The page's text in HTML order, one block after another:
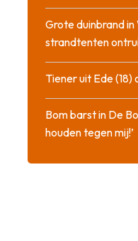
Grote duinbrand
strandtenten
Tiener uit Ede
Bom barst in De
houden tegen mij!’